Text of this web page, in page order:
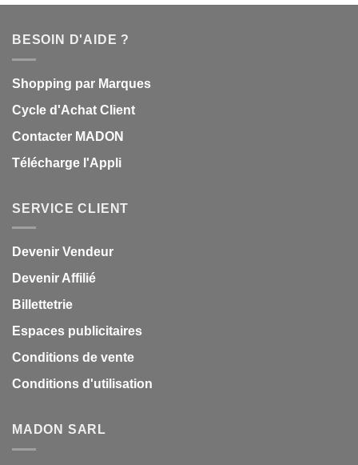
BESOIN D'AIDE ?
Shopping par Marques
Cycle d'Achat Client
Contacter MADON
Télécharge l'Appli
SERVICE CLIENT
Devenir Vendeur
Devenir Affilié
Billettetrie
Espaces publicitaires
Conditions de vente
Conditions d'utilisation
MADON SARL